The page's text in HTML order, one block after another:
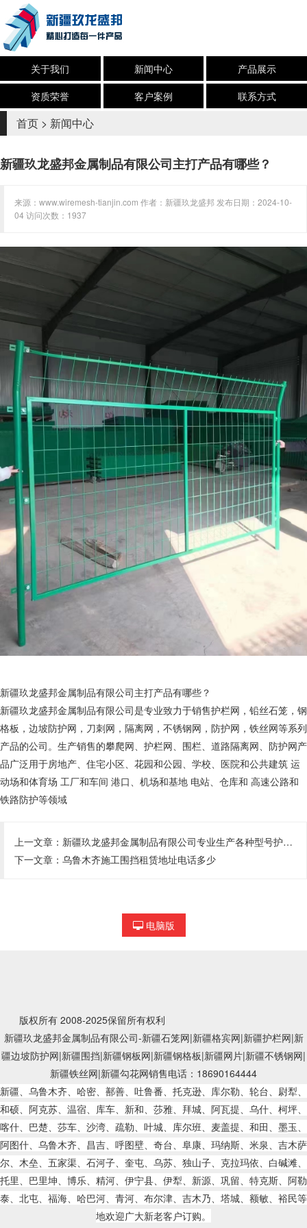
关于我们 新闻中心
产品展示
资质荣誉
客户案例 联系方式
首页 > 新闻中心
新疆玖龙盛邦金属制品有限公司主打产品有哪些？
来源：www.wiremesh-tianjin.com 作者：新疆玖龙盛邦 发布日期：2024-10-
04 访问次数：1937
新疆玖龙盛邦金属制品有限公司主打产品有哪些？
新疆玖龙盛邦金属制品有限公司是专业致力于销售护栏网，铅丝石笼，钢
格板，边坡防护网，刀刺网，隔离网，不锈钢网，防护网，铁丝网等系列
产品的公司。生产销售的攀爬网、护栏网、围栏、道路隔离网、防护网产
品广泛用于房地产、住宅小区、花园和公园、学校、医院和公共建筑 运
动场和体育场 工厂和车间 港口、机场和基地 电站、仓库和 高速公路和
铁路防护等领域
上一文章： 新疆玖龙盛邦金属制品有限公司专业生产各种型号护栏，围栏，栅栏均可定制生产
下一文章： 乌鲁木齐施工围挡租赁地址电话多少
电脑版
版权所有 2008-2025保留所有权利
新疆玖龙盛邦金属制品有限公司-新疆石笼网|新疆格宾网|新疆护栏网|新
疆边坡防护网|新疆围挡|新疆钢板网|新疆钢格板|新疆网片|新疆不锈钢网|
新疆铁丝网|新疆勾花网销售电话：18690164444
新疆、乌鲁木齐、哈密、鄯善、吐鲁番、托克逊、库尔勒、轮台、尉犁、
和硕、阿克苏、温宿、库车、新和、莎雅、拜城、阿瓦提、乌什、柯坪、
喀什、巴楚、莎车、沙湾、疏勒、叶城、库尔班、麦盖提、和田、墨玉、
阿图什、乌鲁木齐、昌吉、呼图壁、奇台、阜康、玛纳斯、米泉、吉木萨
尔、木垒、五家渠、石河子、奎屯、乌苏、独山子、克拉玛依、白碱滩、
托里、巴里坤、博乐、精河、伊宁县、伊犁、新源、巩留、特克斯、阿勒
泰、北屯、福海、哈巴河、青河、布尔津、吉木乃、塔城、额敏、裕民等
地欢迎广大新老客户订购。